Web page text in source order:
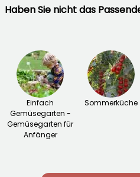
Haben Sie nicht das
Einfach
Gemüsegarten -
Gemüsegarten für
Anfänger
Sommerküche